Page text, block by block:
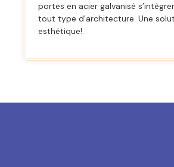
portes en acier galvanisé
tout type d’architecture. Une
esthétique!